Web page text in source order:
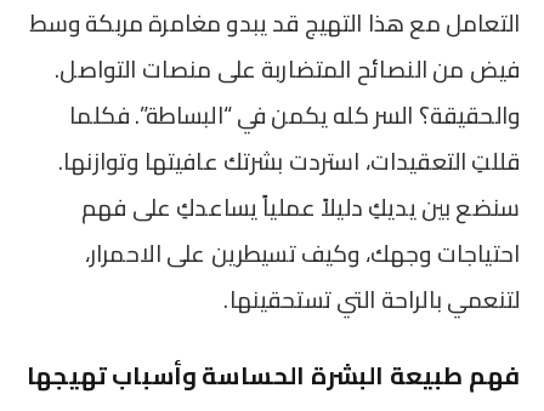
التعامل مع هذا التهيج قد يبدو مغامرة مربكة وسط
فيض من النصائح المتضاربة على منصات التواصل.
والحقيقة؟ السر كله يكمن في “البساطة”. فكلما
قللتِ التعقيدات، استردت بشرتك عافيتها وتوازنها.
سنضع بين يديكِ دليلاً عملياً يساعدكِ على فهم
احتياجات وجهك، وكيف تسيطرين على الاحمرار،
لتنعمي بالراحة التي تستحقينها.
فهم طبيعة البشرة الحساسة وأسباب تهيجها